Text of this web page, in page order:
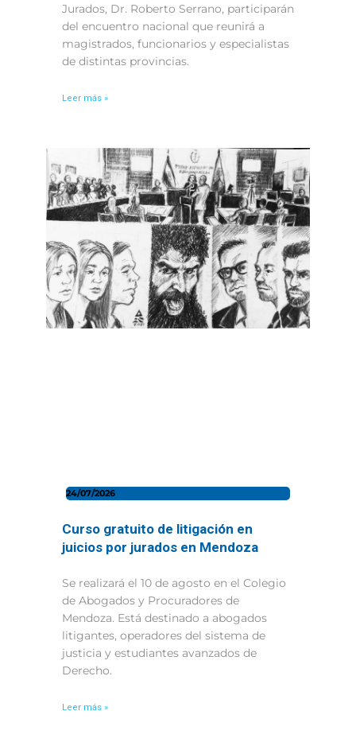
Jurados, Dr. Roberto Serrano, participarán
del encuentro nacional que reunirá a
magistrados, funcionarios y especialistas
de distintas provincias.
Leer más »
24/07/2026
Curso gratuito de litigación en
juicios por jurados en Mendoza
Se realizará el 10 de agosto en el Colegio
de Abogados y Procuradores de
Mendoza. Está destinado a abogados
litigantes, operadores del sistema de
justicia y estudiantes avanzados de
Derecho.
Leer más »